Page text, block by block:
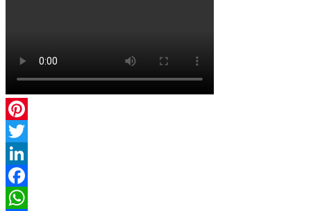
Pinterest
Twitter
LinkedIn
Facebook